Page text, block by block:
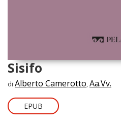
Sisifo
di Alberto Camerotto, Aa.Vv.
EPUB